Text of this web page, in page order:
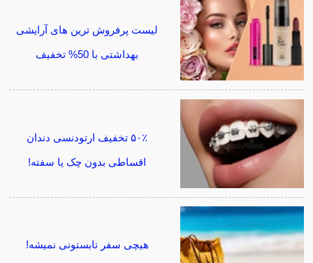
لیست پرفروش ترین های آرایشی
بهداشتی با 50% تخفیف
۵۰٪ تخفیف ارتودنسی دندان
اقساطی بدون چک یا سفته!
هیچی سفر تابستونی نمیشه!